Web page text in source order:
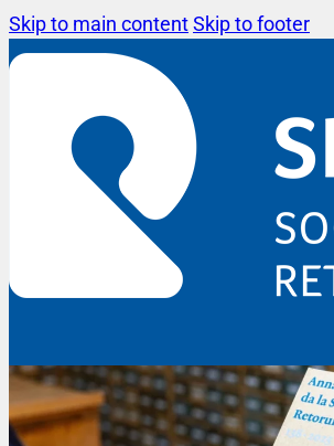
Skip to main contentSkip to footer